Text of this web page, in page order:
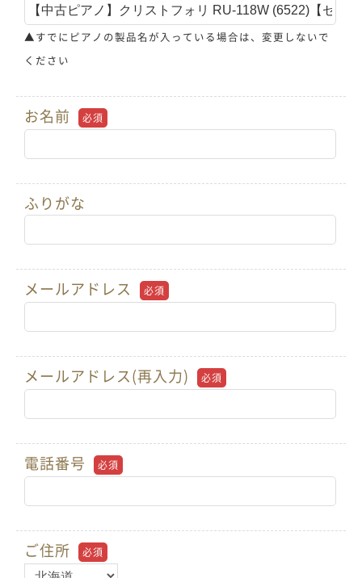
▲すでにピアノの製品名が入っている場合は、変更しないで
ください
お名前 必須
ふりがな
メールアドレス 必須
メールアドレス(再入力) 必須
電話番号 必須
ご住所 必須